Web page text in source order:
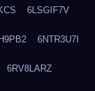
6LSGIF7V
6NTR3U7I
6RV8LARZ